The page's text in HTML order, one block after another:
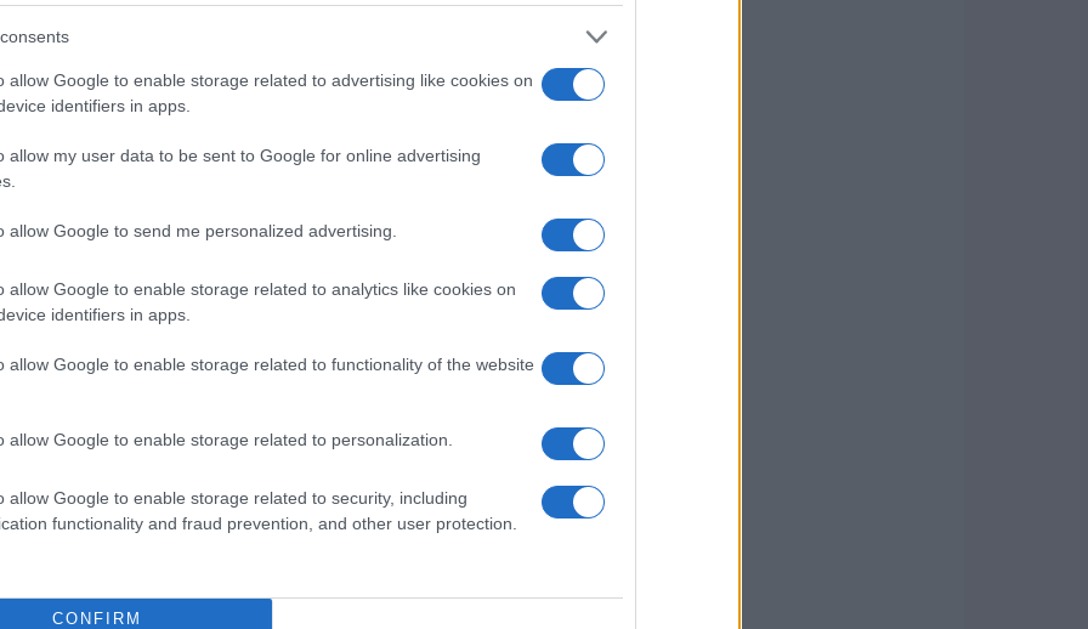
allow Google to enable storage related to advertising like cookies on
identifiers in apps.
allow my user data to be sent to Google for online advertising
allow Google to send me personalized advertising.
allow Google to enable storage related to analytics like cookies on
identifiers in apps.
allow Google to enable storage related to functionality of the website
allow Google to enable storage related to personalization.
allow Google to enable storage related to security, including
functionality and fraud prevention, and other user protection.
CONFIRM
in ogni avventura estiva, lo zaino
sufficiente per contenere tutto il necessario
questo zaino combina stile e
perfetto per qualsiasi outfit. Non
ti aspetta?
può mancare nel tuo look estivo. Leggera e
senza appesantirti. Che tu la porti per
questa pochette completerà il tuo outfit
4 ti sconvolgerà: scopri l’originalità del